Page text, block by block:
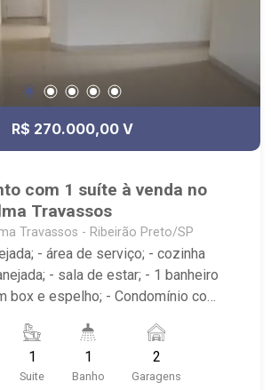
R$ 270.000,00 V
com 1 suíte à venda no
Travassos
Travassos - Ribeirão Preto/SP
- área de serviço; - cozinha
- sala de estar; - 1 banheiro
- Condomínio com
academia e piscina na
1
Suite
1
Banho
2
Garagens